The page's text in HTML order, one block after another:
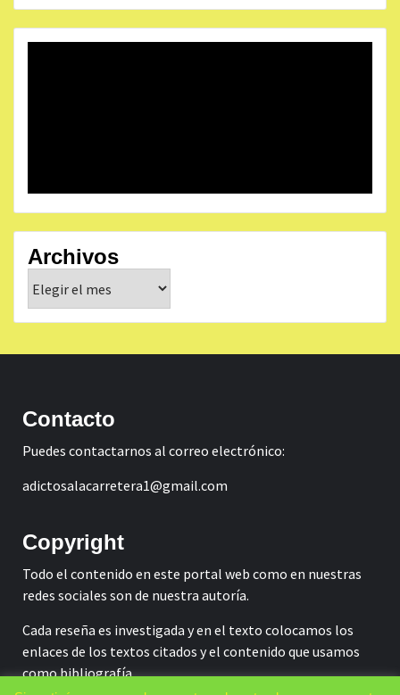
Archivos
Contacto
Puedes contactarnos al correo electrónico:
adictosalacarretera1@gmail.com
Copyright
Todo el contenido en este portal web como en nuestras
redes sociales son de nuestra autoría.
Cada reseña es investigada y en el texto colocamos los
enlaces de los textos citados y el contenido que usamos
como bibliografía.